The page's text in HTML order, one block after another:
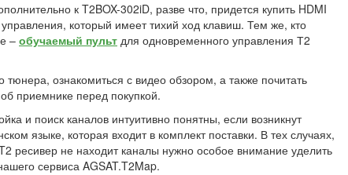
к T2BOX-302iD, разве что, придется купить HDMI
который имеет тихий ход клавиш. Тем же, кто
– обучаемый пульт для одновременного управления Т2
ознакомиться с видео обзором, а также почитать
приемнике перед покупкой.
и поиск каналов интуитивно понятны, если возникнут
языке, которая входит в комплект поставки. В тех случаях,
ресивер не находит каналы нужно особое внимание уделить
сервиса AGSAT.T2Map.